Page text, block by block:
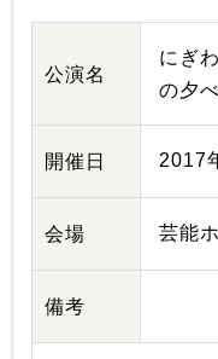
公演名
にぎ
の夕べ
開催日 2017
会場 芸能
備考